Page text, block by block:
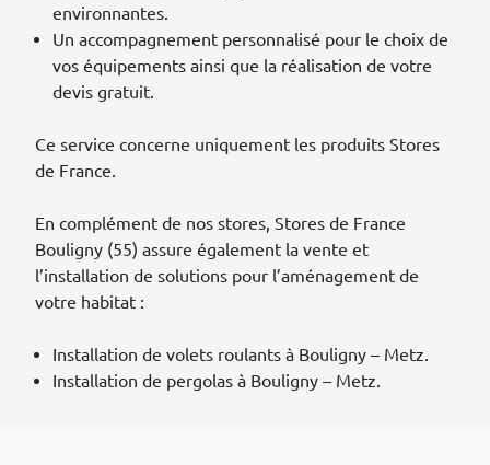
environnantes.
Un accompagnement personnalisé pour le choix de
vos équipements ainsi que la réalisation de votre
devis gratuit.
Ce service concerne uniquement les produits Stores
de France.
En complément de nos stores, Stores de France
Bouligny (55) assure également la vente et
l’installation de solutions pour l’aménagement de
votre habitat :
Installation de volets roulants à Bouligny – Metz.
Installation de pergolas à Bouligny – Metz.